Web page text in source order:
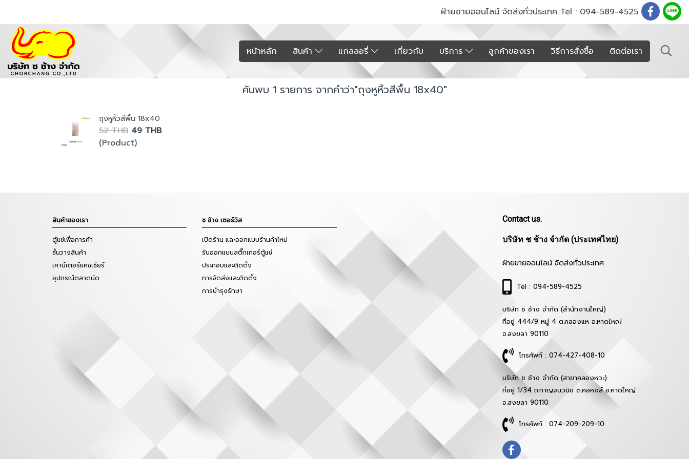
ฝ่ายขายออนไลน์ จัดส่งทั่วประเทศ Tel : 094-589-4525
หน้าหลัก สินค้า แกลลอรี่ เกี่ยวกับ บริการ ลูกค้าของเรา วิธีการสั่งซื้อ ติดต่อเรา
ค้นพบ 1 รายการ จากคำว่า"ถุงหูหิ้วสีพื้น 18x40"
ถุงหูหิ้วสีพื้น 18x40
52 THB 49 THB
(Product)
สินค้าของเรา
ตู้แช่เพื่อการค้า
ชั้นวางสินค้า
เคาน์เตอร์แคชเชียร์
อุปกรณ์ตลาดนัด
ช ช้าง เซอร์วิส
เปิดร้าน และออกแบบร้านค้าใหม่
รับออกแบบสติ๊กเกอร์ตู้แช่
ประกอบและติดตั้ง
การจัดส่งและติดตั้ง
การบำรุงรักษา
Contact us.
บริษัท ช ช้าง จำกัด (ประเทศไทย)
ฝ่ายขายออนไลน์ จัดส่งทั่วประเทศ
Tel : 094-589-4525
บริษัท ช ช้าง จำกัด (สำนักงานใหญ่)
ที่อยู่ 444/9 หมู่ 4 ต.คลองแห อ.หาดใหญ่
จ.สงขลา 90110
โทรศัพท์ : 074-427-408-10
บริษัท ช ช้าง จำกัด (สาขาคลองหวะ)
ที่อยู่ 1/34 ถ.กาญจนวนิช ต.คอหงส์ อ.หาดใหญ่
จ.สงขลา 90110
โทรศัพท์ : 074-209-209-10